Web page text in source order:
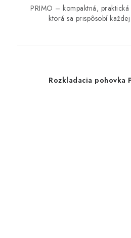
PRIMO – kompaktná,
ktorá sa prispôsobí
Rozkladacia pohovka